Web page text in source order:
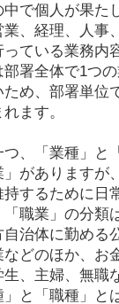
中で個人が果た
業、経理、人事
っている業務内
部署全体で1つ
ため、部署単位
ます。
つ、「業種」と
」がありますが
するために日
「職業」の分類
自治体に勤める
などのほか、お
生、主婦、無職
」と「職種」と